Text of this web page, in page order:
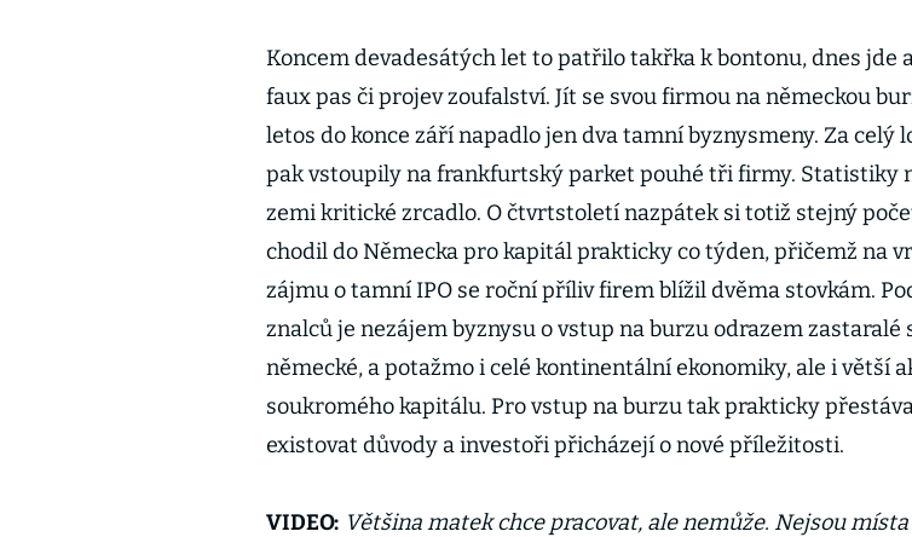
Koncem devadesátých let to patřilo takřka k bontonu, dnes jde
faux pas či projev zoufalství. Jít se svou firmou na německou
letos do konce září napadlo jen dva tamní byznysmeny. Za celý
pak vstoupily na frankfurtský parket pouhé tři firmy. Statistiky
zemi kritické zrcadlo. O čtvrtstoletí nazpátek si totiž stejný
chodil do Německa pro kapitál prakticky co týden, přičemž na
zájmu o tamní IPO se roční příliv firem blížil dvěma stovkám.
znalců je nezájem byznysu o vstup na burzu odrazem
německé, a potažmo i celé kontinentální ekonomiky, ale i větší
soukromého kapitálu. Pro vstup na burzu tak prakticky
existovat důvody a investoři přicházejí o nové příležitosti.
VIDEO: Většina matek chce pracovat, ale nemůže. Nejsou místa